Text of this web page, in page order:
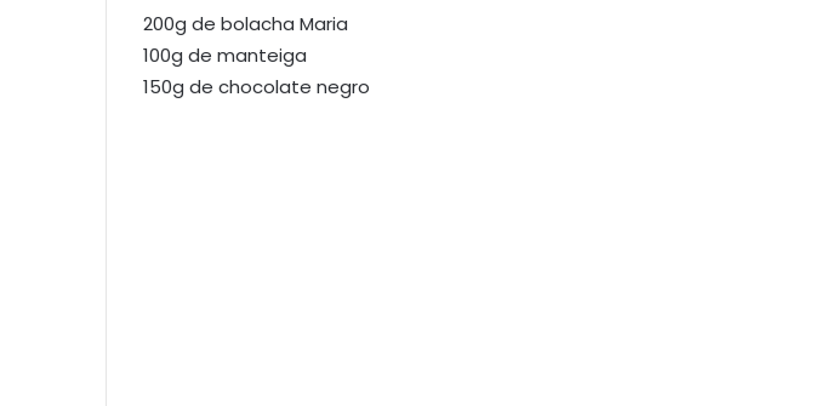
200g de bolacha Maria
100g de manteiga
150g de chocolate negro